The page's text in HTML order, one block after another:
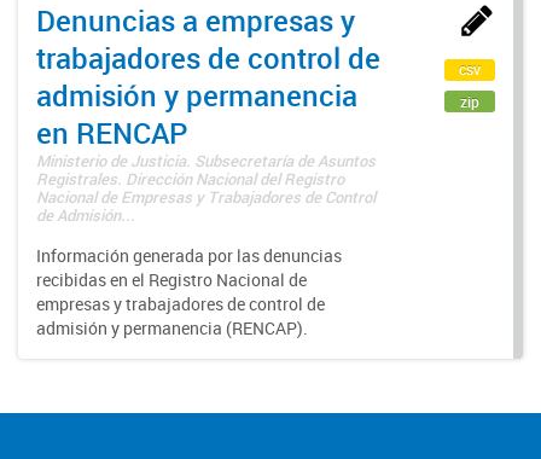
Denuncias a empresas y
trabajadores de control de
admisión y permanencia
en RENCAP
Ministerio de Justicia. Subsecretaría de Asuntos
Registrales. Dirección Nacional del Registro
Nacional de Empresas y Trabajadores de Control
de Admisión...
Información generada por las denuncias
recibidas en el Registro Nacional de
empresas y trabajadores de control de
admisión y permanencia (RENCAP).
csv
zip